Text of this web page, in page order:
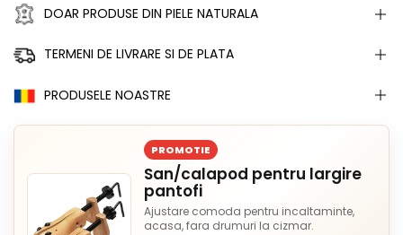
DOAR PRODUSE DIN PIELE NATURALA
TERMENI DE LIVRARE SI DE PLATA
PRODUSELE NOASTRE
PROMOTIE
San/calapod pentru largire
pantofi
Ajustare comoda pentru incaltaminte,
acasa, fara drumuri la cizmar.